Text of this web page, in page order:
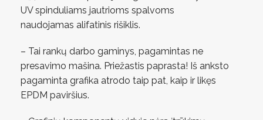
UV spinduliams jautrioms spalvoms
naudojamas alifatinis rišiklis.
– Tai rankų darbo gaminys, pagamintas ne
presavimo mašina. Priežastis paprasta! Iš anksto
pagaminta grafika atrodo taip pat, kaip ir likęs
EPDM paviršius.